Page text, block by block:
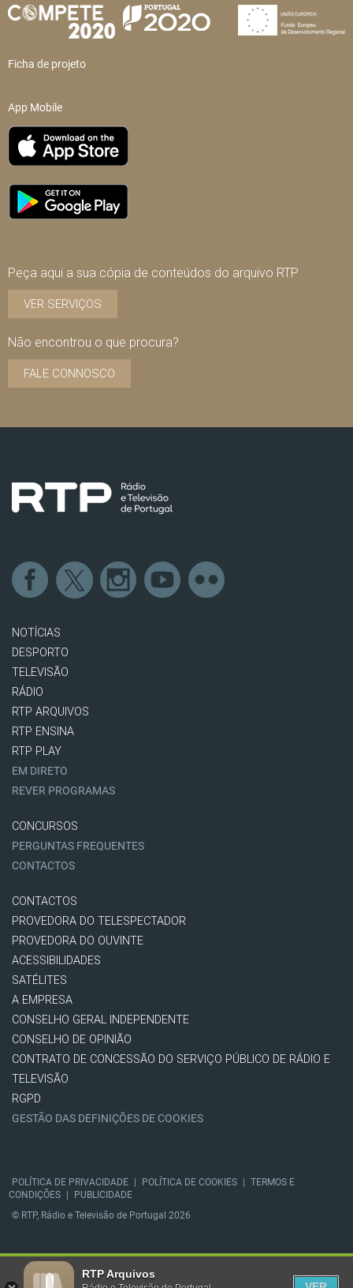
Ficha de projeto
App Mobile
Peça aqui a sua cópia de conteúdos do arquivo RTP
VER SERVIÇOS
Não encontrou o que procura?
FALE CONNOSCO
NOTÍCIAS
DESPORTO
TELEVISÃO
RÁDIO
RTP ARQUIVOS
RTP ENSINA
RTP PLAY
EM DIRETO
REVER PROGRAMAS
CONCURSOS
PERGUNTAS FREQUENTES
CONTACTOS
CONTACTOS
PROVEDORA DO TELESPECTADOR
PROVEDORA DO OUVINTE
ACESSIBILIDADES
SATÉLITES
A EMPRESA
CONSELHO GERAL INDEPENDENTE
CONSELHO DE OPINIÃO
CONTRATO DE CONCESSÃO DO SERVIÇO PÚBLICO DE RÁDIO E
TELEVISÃO
RGPD
GESTÃO DAS DEFINIÇÕES DE COOKIES
POLÍTICA DE PRIVACIDADE POLÍTICA DE COOKIES
TERMOS E
CONDIÇÕES
PUBLICIDADE
© RTP, Rádio e Televisão de Portugal 2026
RTP Arquivos